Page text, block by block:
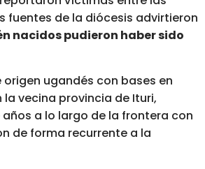
fuentes de la diócesis advirtieron
nacidos pudieron haber sido
origen ugandés con bases en
la vecina provincia de Ituri,
a lo largo de la frontera con
de forma recurrente a la